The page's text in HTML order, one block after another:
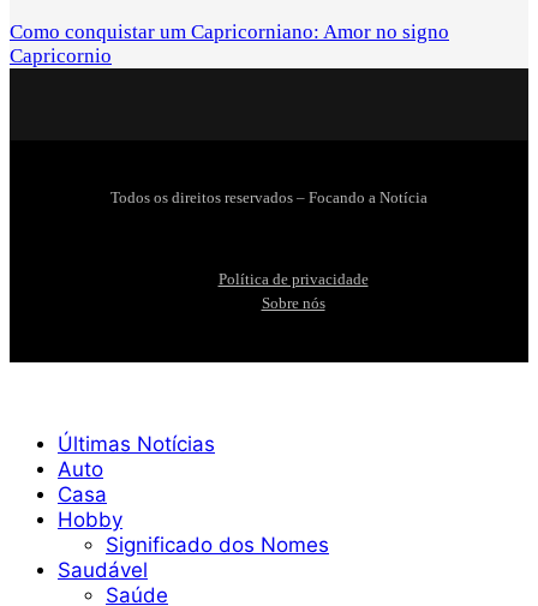
Como conquistar um Capricorniano: Amor no signo
Capricornio
Todos os direitos reservados – Focando a Notícia
Política de privacidade
Sobre nós
Últimas Notícias
Auto
Casa
Hobby
Significado dos Nomes
Saudável
Saúde